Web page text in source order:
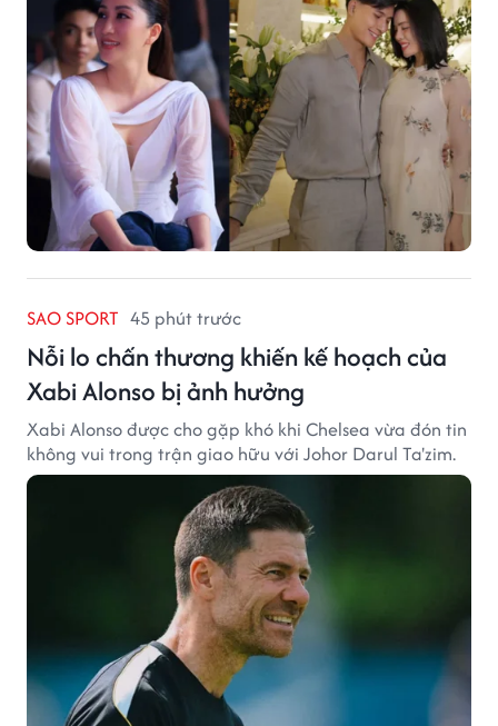
SAO SPORT 45 phút trước
Nỗi lo chấn thương khiến kế hoạch của
Xabi Alonso bị ảnh hưởng
Xabi Alonso được cho gặp khó khi Chelsea vừa đón tin
không vui trong trận giao hữu với Johor Darul Ta'zim.